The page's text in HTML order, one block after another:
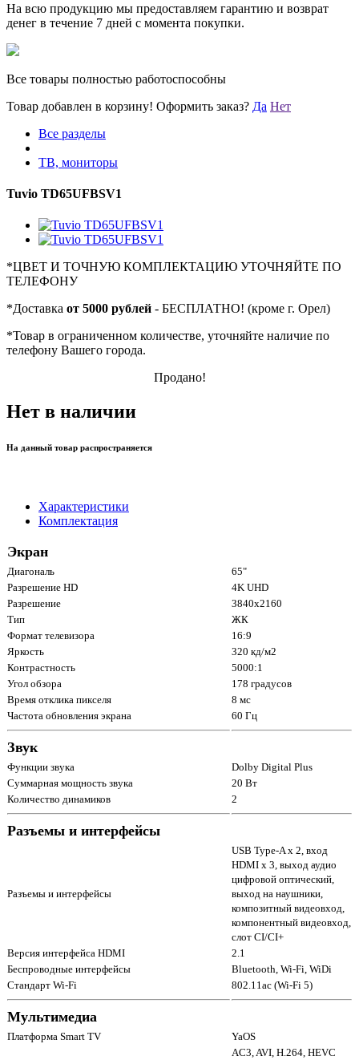
На всю продукцию мы предоставляем гарантию и возврат
денег в течение 7 дней с момента покупки.
Все товары полностью работоспособны
Товар добавлен в корзину! Оформить заказ? Да Нет
Все разделы
ТВ, мониторы
Tuvio TD65UFBSV1
*ЦВЕТ И ТОЧНУЮ КОМПЛЕКТАЦИЮ УТОЧНЯЙТЕ ПО
ТЕЛЕФОНУ
*Доставка от 5000 рублей - БЕСПЛАТНО! (кроме г. Орел)
*Товар в ограниченном количестве, уточняйте наличие по
телефону Вашего города.
Продано!
Нет в наличии
На данный товар распространяется
Характеристики
Комплектация
Экран
Диагональ
65"
Разрешение HD
4K UHD
Разрешение
3840x2160
Тип
ЖК
Формат телевизора
16:9
Яркость
320 кд/м2
Контрастность
5000:1
Угол обзора
178 градусов
Время отклика пикселя
8 мс
Частота обновления экрана
60 Гц
Звук
Функции звука
Dolby Digital Plus
Суммарная мощность звука
20 Вт
Количество динамиков
2
Разъемы и интерфейсы
Разъемы и интерфейсы
USB Type-A x 2, вход
HDMI x 3, выход аудио
цифровой оптический,
выход на наушники,
композитный видеовход,
компонентный видеовход,
слот CI/CI+
Версия интерфейса HDMI
2.1
Беспроводные интерфейсы
Bluetooth, Wi-Fi, WiDi
Стандарт Wi-Fi
802.11ac (Wi-Fi 5)
Мультимедиа
Платформа Smart TV YaOS
AC3, AVI, H.264, HEVC